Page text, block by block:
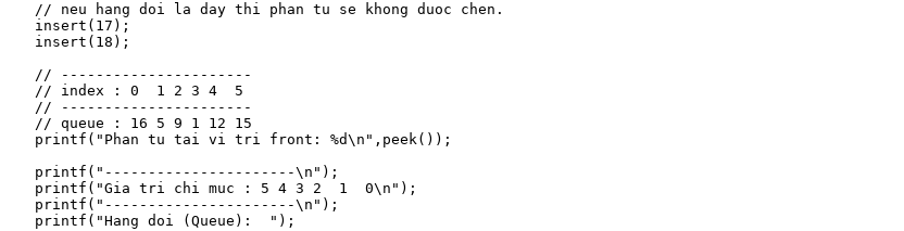
   // neu hang doi la day thi phan tu se khong duoc chen.
   insert(17);
   insert(18);
   // ----------------------
   // index : 0  1 2 3 4  5
   // ----------------------
   // queue : 16 5 9 1 12 15
   printf("Phan tu tai vi tri front: %d\n",peek());
   printf("----------------------\n");
   printf("Gia tri chi muc : 5 4 3 2  1  0\n");
   printf("----------------------\n");
   printf("Hang doi (Queue):  ");